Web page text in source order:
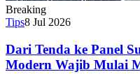
Breaking
Tips8 Jul 2026
Dari Tenda ke Panel
Modern Wajib Mulai